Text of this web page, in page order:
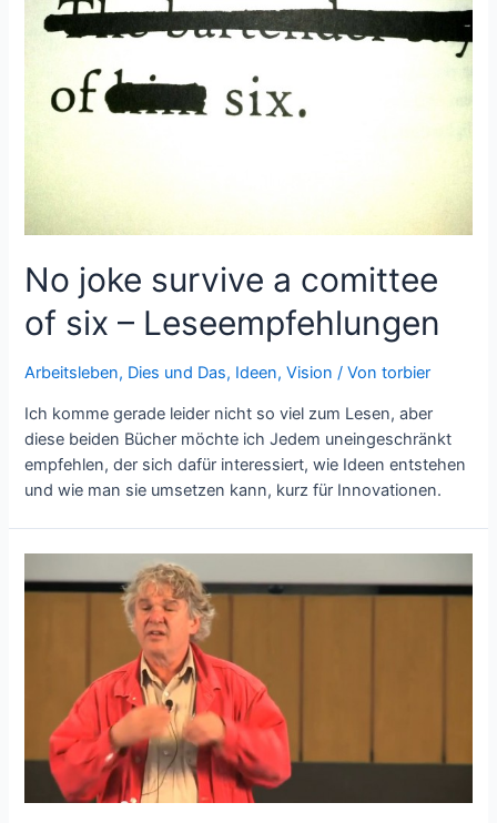
No joke survive a comittee
of six – Leseempfehlungen
Arbeitsleben, Dies und Das, Ideen,Vision / Vontorbier
Ich komme gerade leider nicht so viel zum Lesen, aber
diese beiden Bücher möchte ich Jedem uneingeschränkt
empfehlen, der sich dafür interessiert, wie Ideen entstehen
und wie man sie umsetzen kann, kurz für Innovationen.